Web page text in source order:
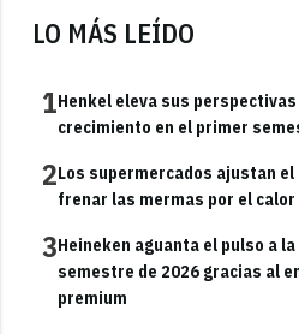
LO MÁS LEÍDO
1Henkel eleva sus
crecimiento en el primer
2Los supermercados ajustan
frenar las mermas por el calor
3Heineken aguanta el pulso a
semestre de 2026 gracias al
premium